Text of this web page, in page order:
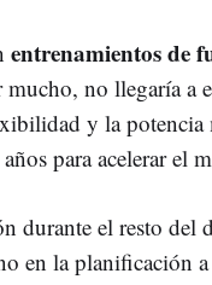
entrenamientos de
no llegaría a
y la potencia
para acelerar el
durante el resto del
en la planificación